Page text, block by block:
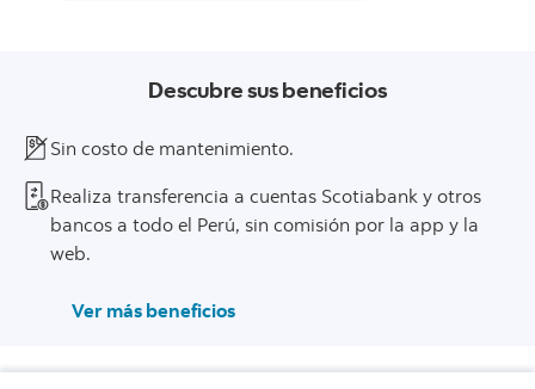
Descubre sus beneficios
Sin costo de mantenimiento.
Realiza transferencia a cuentas Scotiabank y otros
bancos a todo el Perú, sin comisión por la app y la
web.
Ver más beneficios